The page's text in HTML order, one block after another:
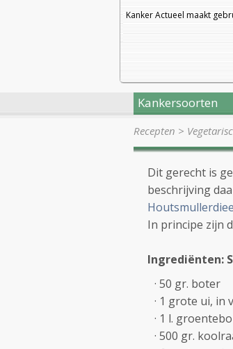
Kanker Actueel maakt
Kankersoorten
Recepten >
Dit gerecht is
beschrijving
In principe zijn
Ingrediënten:
· 50 gr. boter
· 1 grote ui, in
· 1 l.
· 500 gr.